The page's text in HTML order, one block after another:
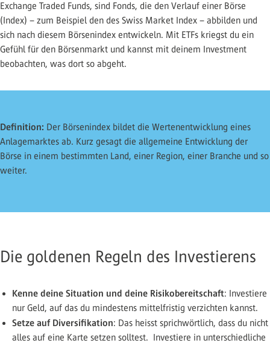
Exchange Traded Funds, sind Fonds, die den Verlauf einer Börse
(Index) – zum Beispiel den des Swiss Market Index – abbilden und
sich nach diesem Börsenindex entwickeln. Mit ETFs kriegst du ein
Gefühl für den Börsenmarkt und kannst mit deinem Investment
beobachten, was dort so abgeht.
Definition: Der Börsenindex bildet die Wertenentwicklung eines
Anlagemarktes ab. Kurz gesagt die allgemeine Entwicklung der
Börse in einem bestimmten Land, einer Region, einer Branche und so
weiter.
Die goldenen Regeln des Investierens
Kenne deine Situation und deine Risikobereitschaft: Investiere
nur Geld, auf das du mindestens mittelfristig verzichten kannst.
Setze auf Diversifikation: Das heisst sprichwörtlich, dass du nicht
alles auf eine Karte setzen solltest. Investiere in unterschiedliche